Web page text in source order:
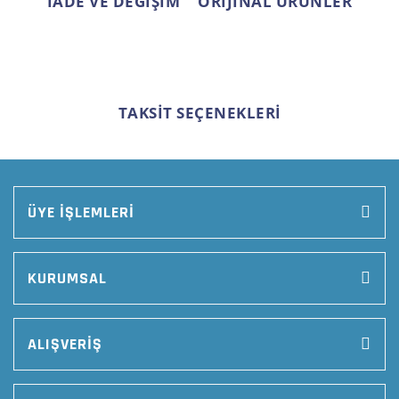
TAKSİT SEÇENEKLERİ
ÜYE İŞLEMLERİ
KURUMSAL
ALIŞVERİŞ